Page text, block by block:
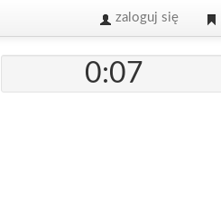
zaloguj się
0:07